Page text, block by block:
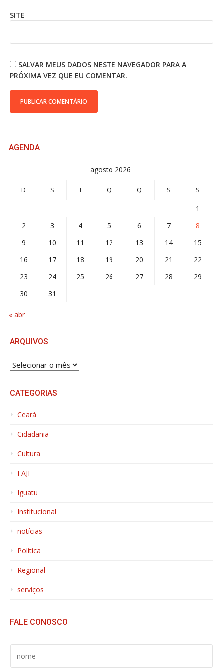
SITE
SALVAR MEUS DADOS NESTE NAVEGADOR PARA A
PRÓXIMA VEZ QUE EU COMENTAR.
AGENDA
agosto 2026
D S T Q Q S S
1
2
3 4 5 6 7
8
9
10 11 12 13 14
15
16
17 18 19 20 21
22
23
24 25 26 27 28
29
30
31
« abr
ARQUIVOS
ARQUIVOS
CATEGORIAS
Ceará
Cidadania
Cultura
FAJI
Iguatu
Institucional
notícias
Política
Regional
serviços
FALE CONOSCO